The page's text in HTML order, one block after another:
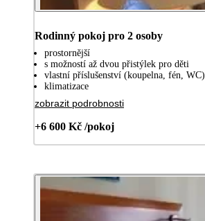
Rodinný pokoj pro 2 osoby
prostornější
s možností až dvou přistýlek pro děti
vlastní příslušenství (koupelna, fén, WC)
klimatizace
zobrazit podrobnosti
+6 600 Kč /pokoj